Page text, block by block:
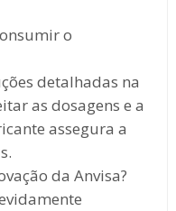
o
detalhadas na
as dosagens e a
assegura a
da Anvisa?